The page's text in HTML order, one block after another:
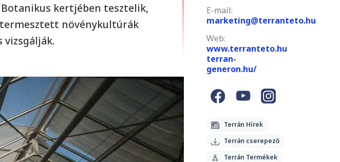
kertjében tesztelik,
termesztett növénykultúrák
vizsgálják.
E-mail:
marketing@terranteto.hu
Web:
www.terranteto.hu
terran-
generon.hu/
Terrán Hírek
Terrán cserepező
Terrán Termékek